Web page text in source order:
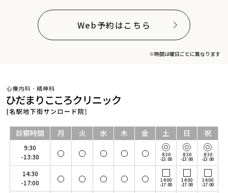
Web予約はこちら
※時間は曜日ごとに異なります
診察時間 月 火 水 木 金 土 日 祝
9:30
-13:30
8:30
-13:00
8:30
-13:00
8:30
-13:00
14:30
-17:00
14:00
-17:00
14:00
-17:00
14:00
-17:00